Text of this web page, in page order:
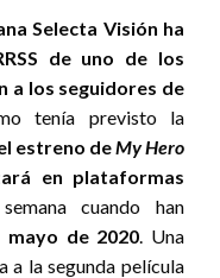
Selecta Visión ha
de uno de los
a los seguidores de
tenía previsto la
estreno deMy Hero
en plataformas
cuando han
mayo de 2020. Una
a la segunda película